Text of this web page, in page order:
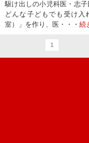
駆け出しの小児科医・志
どんな子どもでも受け入
室）」を作り、医・・・ 続
1